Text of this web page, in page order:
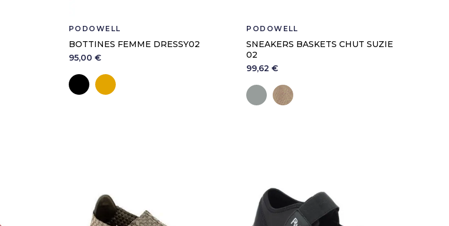
PODOWELL
BOTTINES FEMME DRESSY02
95,00 €
Noir Camel
PODOWELL
SNEAKERS BASKETS CHUT SUZIE
02
99,62 €
Gris